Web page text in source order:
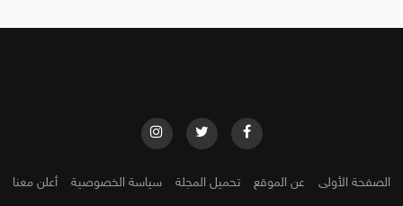
الصفحة الأولى عن الموقع تحميل المجلة سياسة الخصوصية أعلن معنا